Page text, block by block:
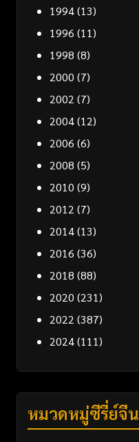
1994(13)
1996 (11)
1998 (8)
2000 (7)
2002 (7)
2004(12)
2006 (6)
2008 (5)
2010 (9)
2012 (7)
2014(13)
2016 (36)
2018 (88)
2020 (231)
2022 (387)
2024(111)
หมวดหมู่ซีรี่ย์จีน